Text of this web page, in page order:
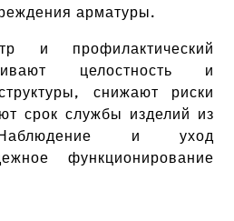
арматуры.
и профилактический
целостность и
снижают риски
срок службы изделий из
Наблюдение и уход
функционирование